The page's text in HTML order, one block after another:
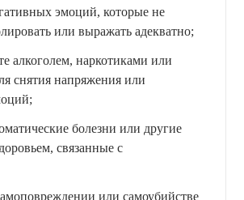
эмоций, которые не
или выражать адекватно;
алкоголем, наркотиками или
снятия напряжения или
болезни или другие
связанные с
или самоубийстве